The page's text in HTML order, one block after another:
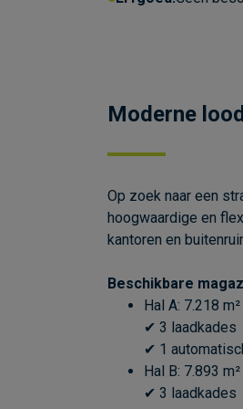
Moderne
Op zoek naar een
hoogwaardige en
kantoren en
Beschikbare
Hal A: 7.218
✔ 3 laadkades
✔ 1
Hal B: 7.893
✔ 3 laadkades